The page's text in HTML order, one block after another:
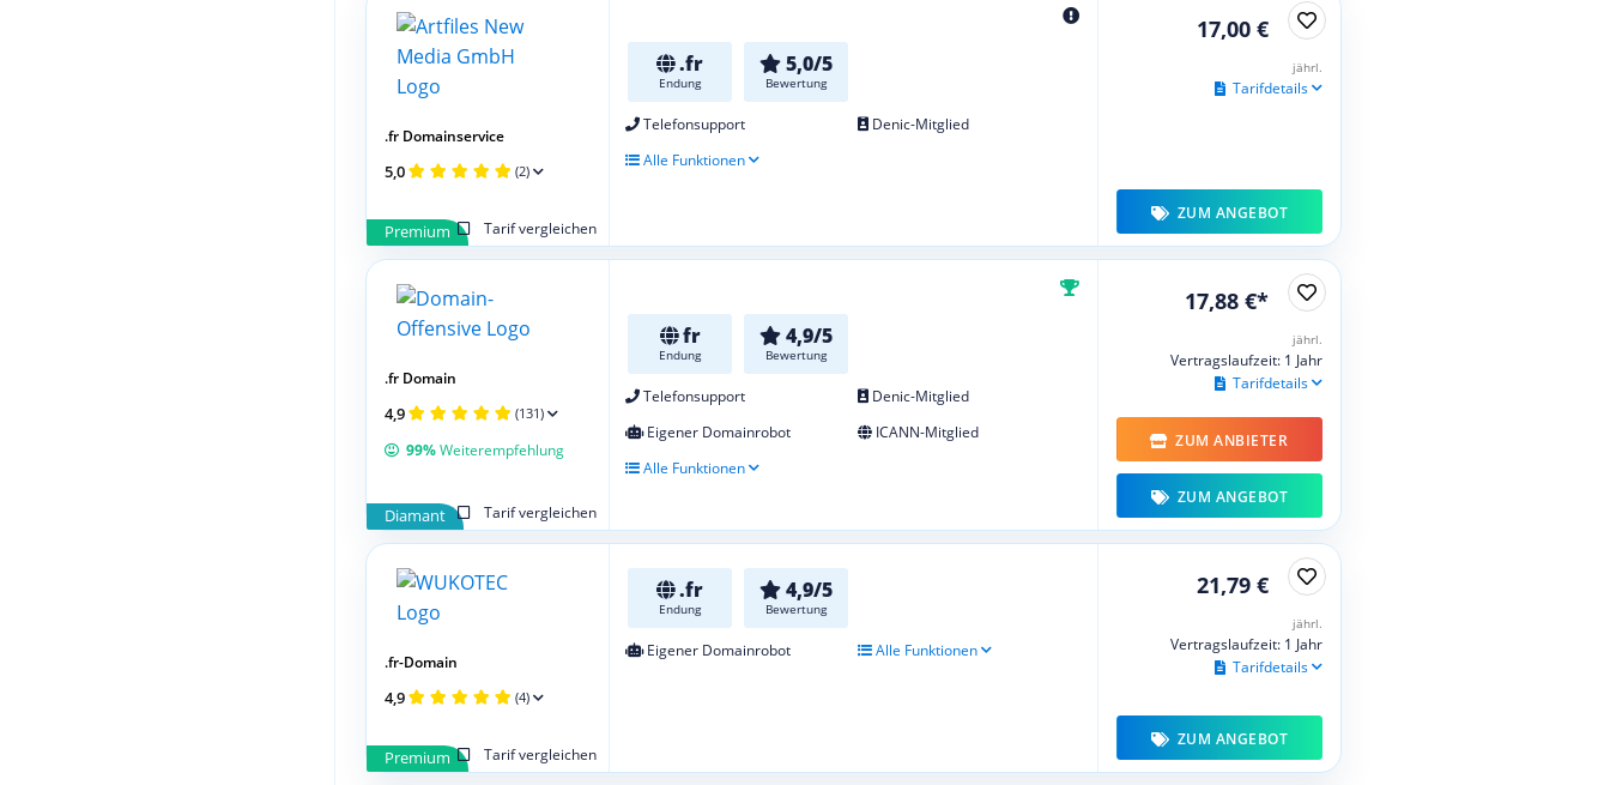
.fr
Endung
5,0/5
Bewertung
Telefonsupport
Denic-Mitglied
Alle Funktionen
Premium Tarif vergleichen
.fr Domainservice
5,0 (2)
17,00 €
jährl.
Tarifdetails
ZUM ANGEBOT
fr
Endung
4,9/5
Bewertung
Telefonsupport
Denic-Mitglied
Eigener Domainrobot
ICANN-Mitglied
Alle Funktionen
Diamant Tarif vergleichen
.fr Domain
4,9 (131)
99%Weiterempfehlung
17,88 €*
jährl.
Vertragslaufzeit: 1 Jahr
Tarifdetails
ZUM ANBIETER
ZUM ANGEBOT
.fr
Endung
4,9/5
Bewertung
Eigener Domainrobot Alle Funktionen
Premium Tarif vergleichen
.fr-Domain
4,9 (4)
21,79 €
jährl.
Vertragslaufzeit: 1 Jahr
Tarifdetails
ZUM ANGEBOT